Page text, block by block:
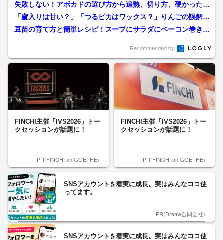
失敗しない！アボカドの選び方から追熟、切り方、硬かった時
の対処法まで完全攻略。「...
「蜜入りは甘い？」「つるピカはワックス？」りんごの誤解を
野菜ソムリエが解説！簡単...
豆苗の育て方と簡単レシピ！スープにサラダにベーコン巻き
Recommended by
FINCHI主催「IVS2026」トー
クセッションが話題に！
PR(FINCHI on GOETHE)
FINCHI主催「IVS2026」トー
クセッションが話題に！
PR(FINCHI on GOETHE)
SNSアカウントを着実に成長。実はみんなココ使
ってます。
PR(Dreaw合同会社)
SNSアカウントを着実に成長。実はみんなココ使